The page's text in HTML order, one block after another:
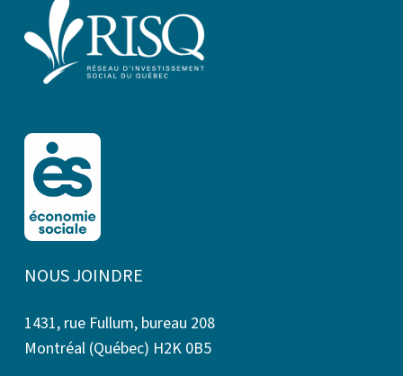
NOUS JOINDRE
1431, rue Fullum, bureau 208
Montréal (Québec) H2K 0B5